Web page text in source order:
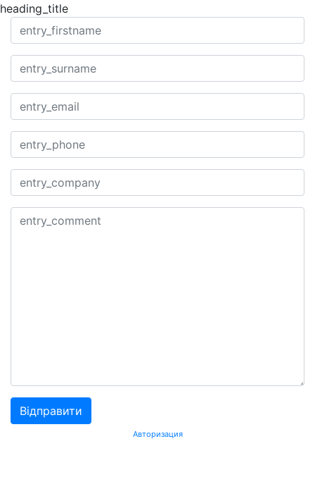
heading_title
Авторизация